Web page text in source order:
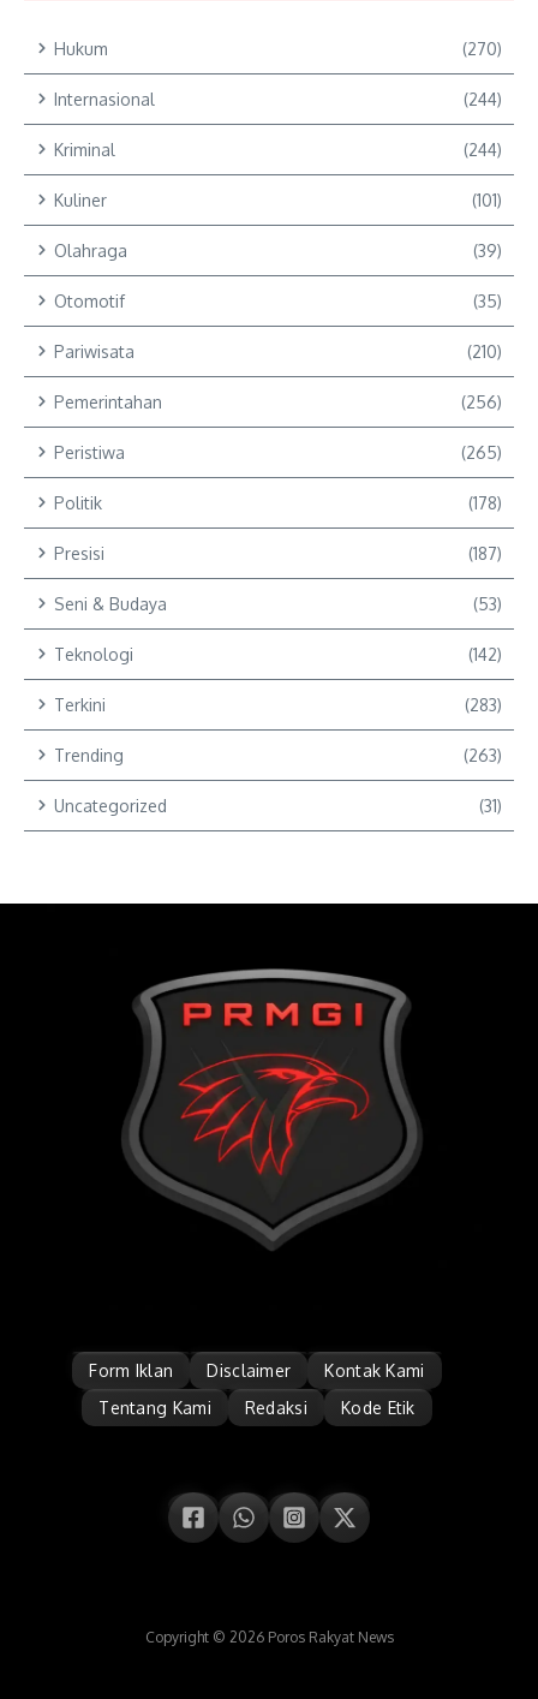
Hukum (270)
Internasional (244)
Kriminal (244)
Kuliner (101)
Olahraga (39)
Otomotif (35)
Pariwisata (210)
Pemerintahan (256)
Peristiwa (265)
Politik (178)
Presisi (187)
Seni & Budaya (53)
Teknologi (142)
Terkini (283)
Trending (263)
Uncategorized (31)
Form Iklan Disclaimer
Kontak Kami
Tentang Kami
Redaksi Kode Etik
Copyright © 2026 Poros Rakyat News